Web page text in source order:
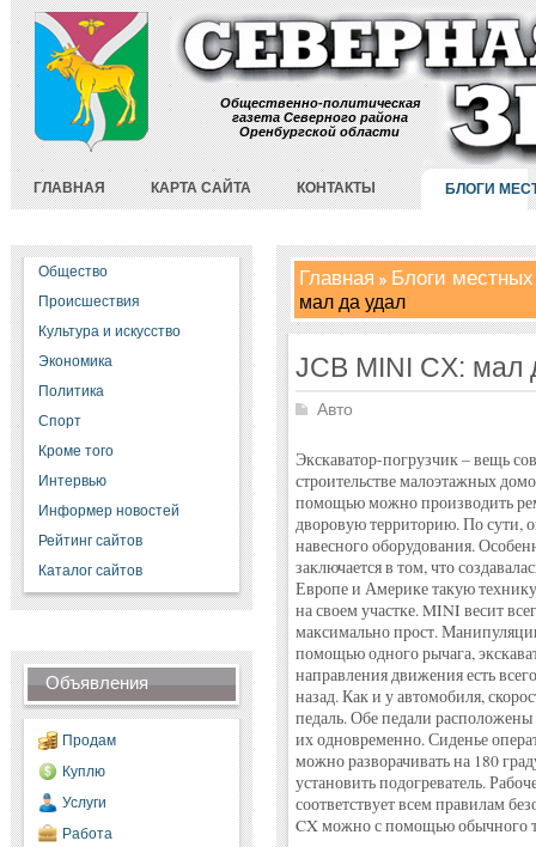
Общественно-политическая
газета Северного района
Оренбургской области
ГЛАВНАЯ КАРТА САЙТА КОНТАКТЫ БЛОГИ
Общество
Происшествия
Культура и искусство
Экономика
Политика
Спорт
Кроме того
Интервью
Информер новостей
Рейтинг сайтов
Каталог сайтов
Объявления
Продам
Куплю
Услуги
Работа
Главная Блоги
мал да удал
JCB MINI CX: мал
Авто
Экскаватор-погрузчик – вещь
строительстве малоэтажных
помощью можно производить
дворовую территорию. По сути,
навесного оборудования.
заключается в том, что
Европе и Америке такую технику
на своем участке. MINI весит
максимально прост.
помощью одного рычага,
направления движения есть
назад. Как и у автомобиля,
педаль. Обе педали
их одновременно. Сиденье
можно разворачивать на 180
установить подогреватель.
соответствует всем правилам
CX можно с помощью обычного